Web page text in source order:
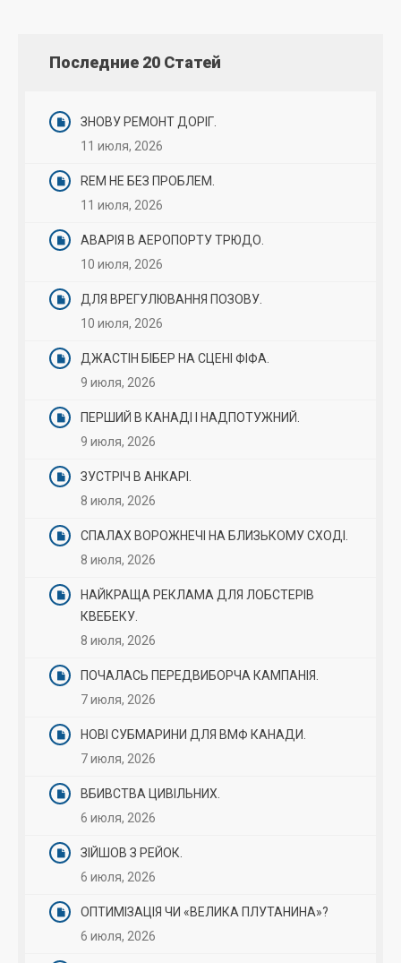
Последние 20 Статей
ЗНОВУ РЕМОНТ ДОРІГ.
11 июля, 2026
REM НЕ БЕЗ ПРОБЛЕМ.
11 июля, 2026
АВАРІЯ В АЕРОПОРТУ ТРЮДО.
10 июля, 2026
ДЛЯ ВРЕГУЛЮВАННЯ ПОЗОВУ.
10 июля, 2026
ДЖАСТІН БІБЕР НА СЦЕНІ ФІФА.
9 июля, 2026
ПЕРШИЙ В КАНАДІ І НАДПОТУЖНИЙ.
9 июля, 2026
ЗУСТРІЧ В АНКАРІ.
8 июля, 2026
СПАЛАХ ВОРОЖНЕЧІ НА БЛИЗЬКОМУ СХОДІ.
8 июля, 2026
НАЙКРАЩА РЕКЛАМА ДЛЯ ЛОБСТЕРІВ
КВЕБЕКУ.
8 июля, 2026
ПОЧАЛАСЬ ПЕРЕДВИБОРЧА КАМПАНІЯ.
7 июля, 2026
НОВІ СУБМАРИНИ ДЛЯ ВМФ КАНАДИ.
7 июля, 2026
ВБИВСТВА ЦИВІЛЬНИХ.
6 июля, 2026
ЗІЙШОВ З РЕЙОК.
6 июля, 2026
ОПТИМІЗАЦІЯ ЧИ «ВЕЛИКА ПЛУТАНИНА»?
6 июля, 2026